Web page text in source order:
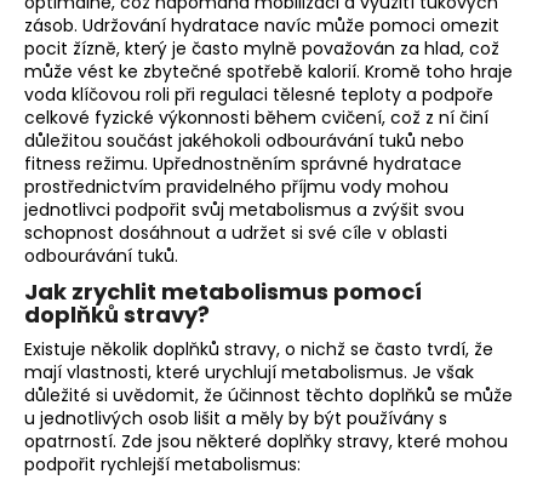
zásob. Udržování hydratace navíc může pomoci omezit
pocit žízně, který je často mylně považován za hlad, což
může vést ke zbytečné spotřebě kalorií. Kromě toho hraje
voda klíčovou roli při regulaci tělesné teploty a podpoře
celkové fyzické výkonnosti během cvičení, což z ní činí
důležitou součást jakéhokoli odbourávání tuků nebo
fitness režimu. Upřednostněním správné hydratace
prostřednictvím pravidelného příjmu vody mohou
jednotlivci podpořit svůj metabolismus a zvýšit svou
schopnost dosáhnout a udržet si své cíle v oblasti
odbourávání tuků.
Jak zrychlit metabolismus pomocí
doplňků stravy?
Existuje několik doplňků stravy, o nichž se často tvrdí, že
mají vlastnosti, které urychlují metabolismus. Je však
důležité si uvědomit, že účinnost těchto doplňků se může
u jednotlivých osob lišit a měly by být používány s
opatrností. Zde jsou některé doplňky stravy, které mohou
podpořit rychlejší metabolismus: